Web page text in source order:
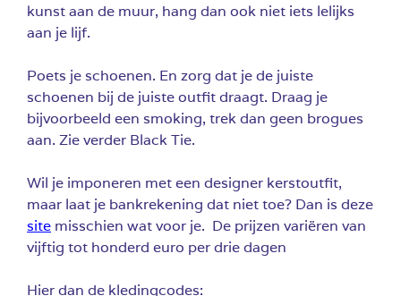
kunst aan de muur, hang dan ook niet iets lelijks
aan je lijf.
Poets je schoenen. En zorg dat je de juiste
schoenen bij de juiste outfit draagt. Draag je
bijvoorbeeld een smoking, trek dan geen brogues
aan. Zie verder Black Tie.
Wil je imponeren met een designer kerstoutfit,
maar laat je bankrekening dat niet toe? Dan is deze
site misschien wat voor je. De prijzen variëren van
vijftig tot honderd euro per drie dagen
Hier dan de kledingcodes: